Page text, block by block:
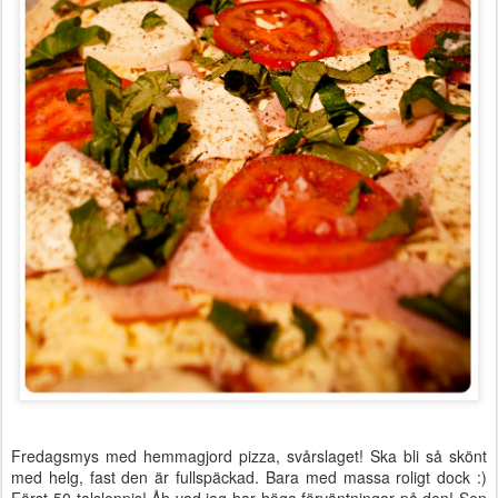
Fredagsmys med hemmagjord pizza, svårslaget! Ska bli så skönt
med helg, fast den är fullspäckad. Bara med massa roligt dock :)